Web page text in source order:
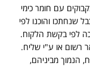
עם חומר כימי
שנחתכו והוכנו לפי
לפי בקשת הלקוח.
רשום או ע"י שליח.
יוחזר למעט 5% דמי ביטול או 100 ש״ח, הנמוך מביניהם,